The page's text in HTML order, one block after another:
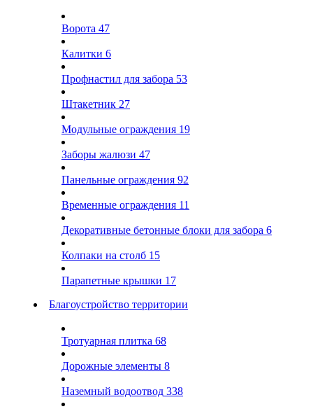
Ворота 47
Калитки 6
Профнастил для забора 53
Штакетник 27
Модульные ограждения 19
Заборы жалюзи 47
Панельные ограждения 92
Временные ограждения 11
Декоративные бетонные блоки для забора 6
Колпаки на столб 15
Парапетные крышки 17
Благоустройство территории
Тротуарная плитка 68
Дорожные элементы 8
Наземный водоотвод 338